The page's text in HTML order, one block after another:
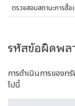
ตรวจสอบสถานะการซื้อ
รหัสข้อผิดพล
การดำเนินการของท
ไปนี้